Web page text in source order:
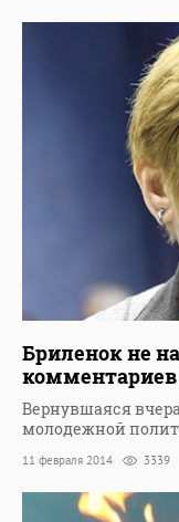
Бриленок не
комментариев
Вернувшаяся
молодежной
11 февраля 2014 3339